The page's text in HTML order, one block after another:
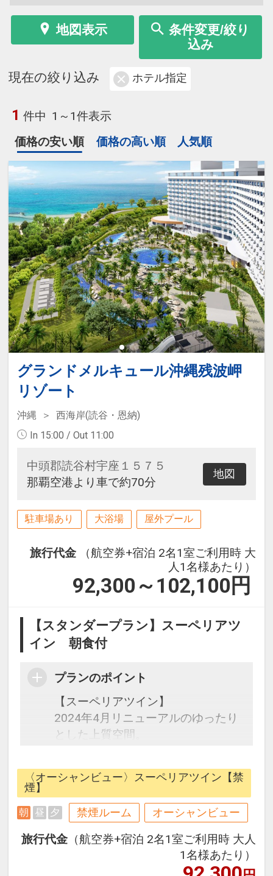
地図表示
条件変更/絞り
込み
現在の絞り込み ホテル指定
1 件中 1～1件表示
価格の安い順
価格の高い順 人気順
グランドメルキュール沖縄残波岬
リゾート
沖縄
西海岸(読谷・恩納)
In 15:00 / Out 11:00
中頭郡読谷村宇座１５７５
那覇空港より車で約70分
地図
駐車場あり 大浴場 屋外プール
旅行代金
（航空券+宿泊 2名1室ご利用時 大
人1名様あたり）
92,300～102,100 円
【スタンダープラン】スーペリアツ
イン 朝食付
プランのポイント
【スーペリアツイン】
2024年4月リニューアルのゆったり
とした上質空間。
ンで居心地のいいインテリアと壁面
のアートをアクセントにした落ち着
いたデザイン。
36㎡以上のゆったりとしたゲストル
ームと、客室から見える美しい景色
は、四季の移ろい、風のにおい、人
生を彩る発券やまだ見ぬ感動と出会
〈オーシャンビュー〉スーペリアツイン【禁
煙】
朝 昼 夕 禁煙ルーム オーシャンビュー
旅行代金 （航空券+宿泊 2名1室ご利用時 大人
1名様あたり）